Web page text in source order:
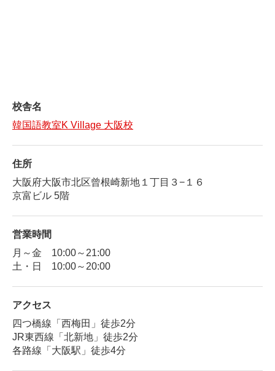
校舎名
韓国語教室K Village 大阪校
住所
大阪府大阪市北区曾根崎新地１丁目３−１６
京富ビル 5階
営業時間
月～金 10:00～21:00
土・日 10:00～20:00
アクセス
四つ橋線「西梅田」徒歩2分
JR東西線「北新地」徒歩2分
各路線「大阪駅」徒歩4分